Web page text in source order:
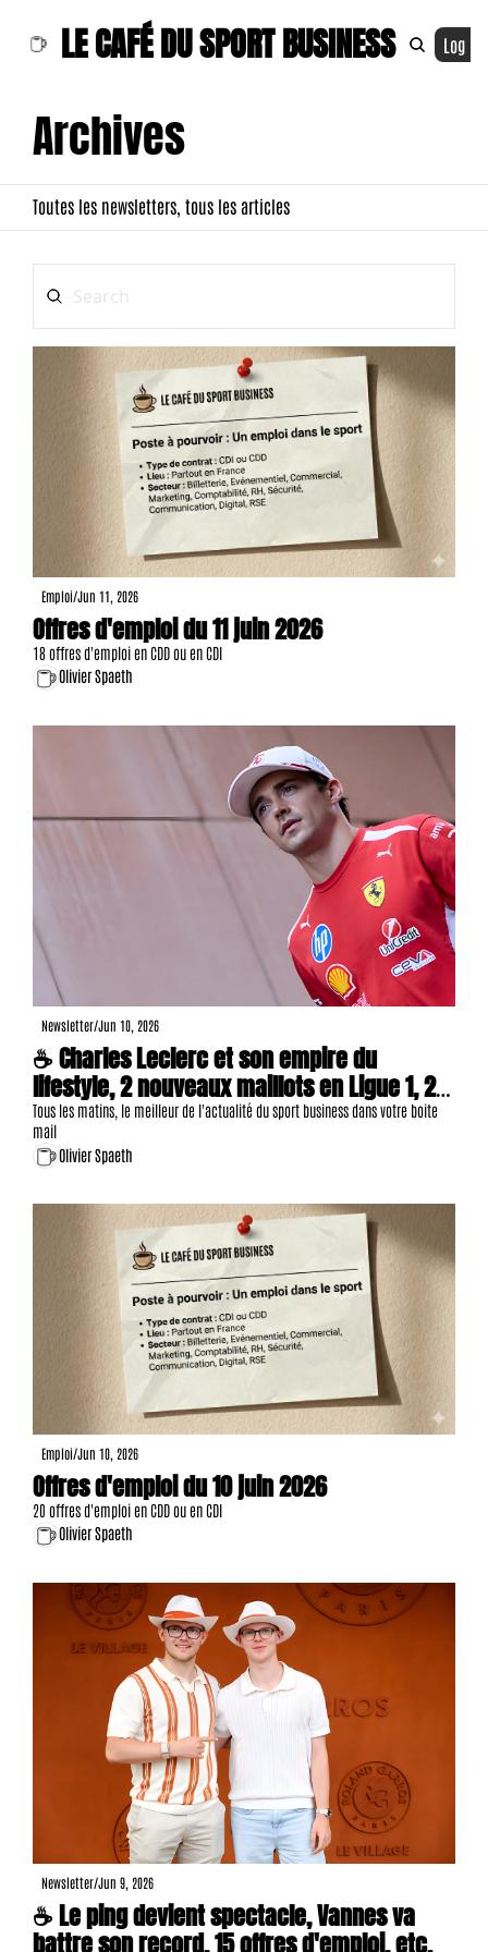
LE CAFÉ DU SPORT BUSINESS Log In
Archives
Toutes les newsletters, tous les articles
Emploi/Jun 11, 2026
Offres d'emploi du 11 juin 2026
18 offres d'emploi en CDD ou en CDI
Olivier Spaeth
Newsletter/Jun 10, 2026
☕ Charles Leclerc et son empire du
lifestyle, 2 nouveaux maillots en Ligue 1, 20
offres d'emploi, etc.
Tous les matins, le meilleur de l'actualité du sport business dans votre boite
mail
Olivier Spaeth
Emploi/Jun 10, 2026
Offres d'emploi du 10 juin 2026
20 offres d'emploi en CDD ou en CDI
Olivier Spaeth
Newsletter/Jun 9, 2026
☕ Le ping devient spectacle, Vannes va
battre son record, 15 offres d'emploi, etc.